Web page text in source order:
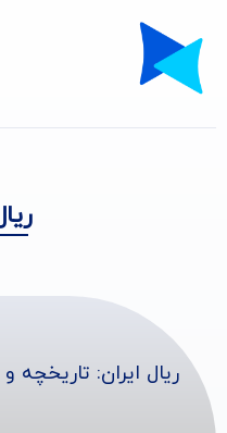
ریال ایران: